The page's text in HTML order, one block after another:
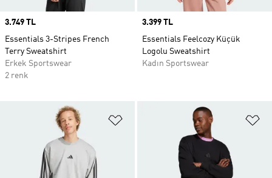
Price
3.749 TL
Essentials 3-Stripes French
Terry Sweatshirt
Erkek Sportswear
2 renk
Price
3.399 TL
Essentials Feelcozy Küçük
Logolu Sweatshirt
Kadın Sportswear
Favori Listesine Ekle